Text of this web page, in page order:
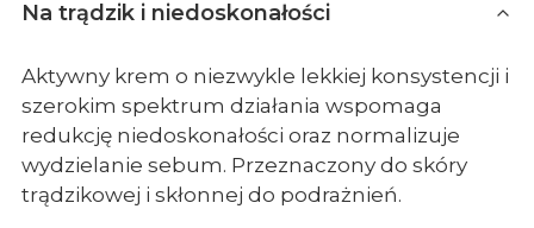
Na trądzik i niedoskonałości
Aktywny krem o niezwykle lekkiej konsystencji i
szerokim spektrum działania wspomaga
redukcję niedoskonałości oraz normalizuje
wydzielanie sebum. Przeznaczony do skóry
trądzikowej i skłonnej do podrażnień.